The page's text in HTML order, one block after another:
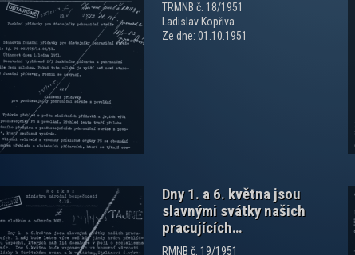
TRMNB č. 18/1951
Ladislav Kopřiva
Ze dne: 01.10.1951
Dny 1. a 6. května jsou
slavnými svátky našich
pracujících…
RMNB č. 19/1951
PDF dokument